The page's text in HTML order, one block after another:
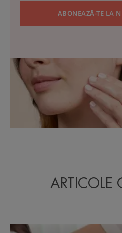
ABONEAZĂ-TE LA
ARTICOLE
Piele